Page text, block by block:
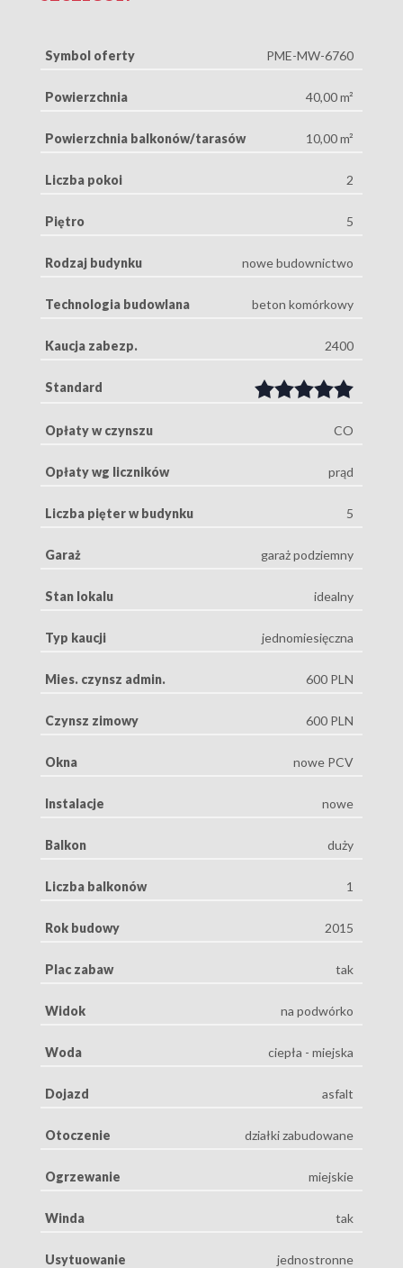
Symbol oferty PME-MW-6760
Powierzchnia 40,00 m²
Powierzchnia balkonów/tarasów 10,00 m²
Liczba pokoi 2
Piętro 5
Rodzaj budynku nowe budownictwo
Technologia budowlana beton komórkowy
Kaucja zabezp. 2400
Standard
Opłaty w czynszu CO
Opłaty wg liczników prąd
Liczba pięter w budynku 5
Garaż garaż podziemny
Stan lokalu idealny
Typ kaucji jednomiesięczna
Mies. czynsz admin. 600 PLN
Czynsz zimowy 600 PLN
Okna nowe PCV
Instalacje nowe
Balkon duży
Liczba balkonów 1
Rok budowy 2015
Plac zabaw tak
Widok na podwórko
Woda ciepła - miejska
Dojazd asfalt
Otoczenie działki zabudowane
Ogrzewanie miejskie
Winda tak
Usytuowanie jednostronne